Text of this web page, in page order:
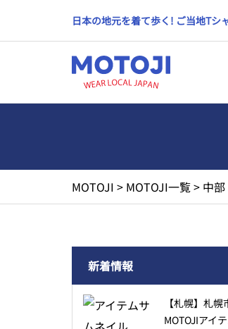
日本の地元を着て歩く! ご当地Tシ
MOTOJI > MOTOJI一覧> 中部
新着情報
【札幌】札幌
MOTOJIアイ